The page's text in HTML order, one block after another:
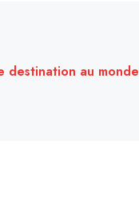
destination au monde